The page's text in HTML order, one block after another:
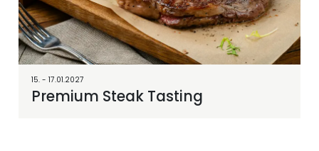
15. - 17.01.2027
Premium Steak Tasting